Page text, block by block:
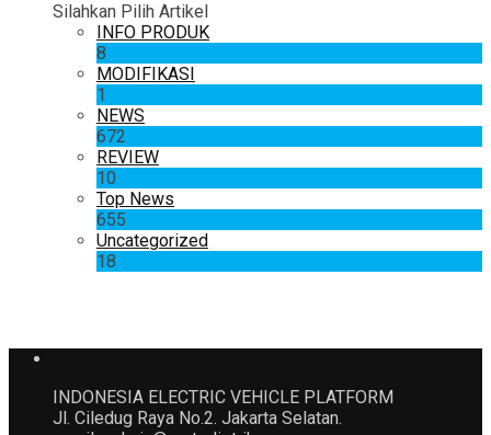
Silahkan Pilih Artikel
INFO PRODUK
8
MODIFIKASI
1
NEWS
672
REVIEW
10
Top News
655
Uncategorized
18
INDONESIA ELECTRIC VEHICLE PLATFORM
Jl. Ciledug Raya No.2. Jakarta Selatan.